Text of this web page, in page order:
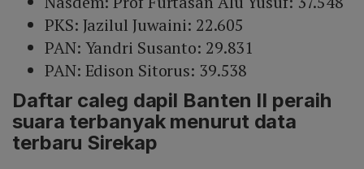
PKS: Jazilul Juwaini: 22.605
PAN: Yandri Susanto: 29.831
PAN: Edison Sitorus: 39.538
Daftar caleg dapil Banten II peraih
suara terbanyak menurut data
terbaru Sirekap